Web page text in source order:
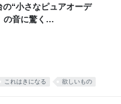
のころ、中国
くなりまし
い食べ物が
宝」（タオ
した。 なん
“小さなピュアオーデ
音に驚く
これはきになる 欲しいもの